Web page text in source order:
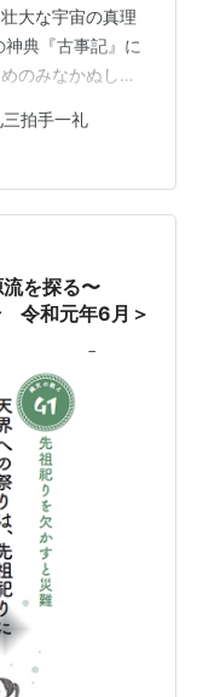
大な宇宙の真理
典『古事記』に
のみなかぬしの
最後に私たちが
す。 天御中主神
事記』には、こ
）初めて開けし
御中主神（アメ
三拍手一礼
流を探る〜
和元年6月＞